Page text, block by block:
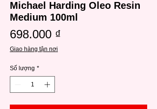
Michael Harding Oleo Resin
Medium 100ml
698.000 ₫
Giao hàng tận nơi
Số lượng *